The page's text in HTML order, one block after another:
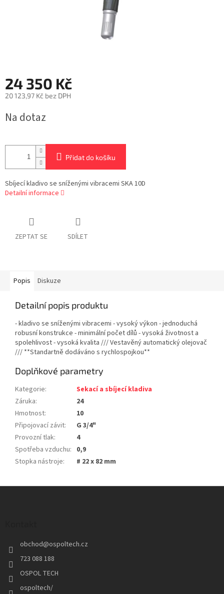
24 350 Kč
20 123,97 Kč bez DPH
cena:
Na dotaz
Přidat do košíku
Sbíjecí kladivo se sníženými vibracemi SKA 10D
Detailní informace
ZEPTAT SE SDÍLET
Popis Diskuze
Detailní popis produktu
- kladivo se sníženými vibracemi - vysoký výkon - jednoduchá
robusní konstrukce - minimální počet dílů - vysoká životnost a
spolehlivost - vysoká kvalita /// Vestavěný automatický olejovač
/// **Standartně dodáváno s rychlospojkou**
Doplňkové parametry
Kategorie:
Sekací a sbíjecí kladiva
Záruka:
24
Hmotnost:
10
Připojovací závit:
G 3/4"
Provozní tlak:
4
Spotřeba vzduchu: 0,9
Stopka nástroje: # 22 x 82 mm
obchod@ospoltech.cz
723 088 188
OSPOL TECH
ospoltech/